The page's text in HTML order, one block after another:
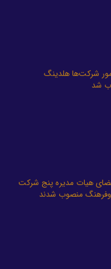
شرکت‌ها هلدینگ
شد
هیات مدیره پنج شرکت
منصوب شدند